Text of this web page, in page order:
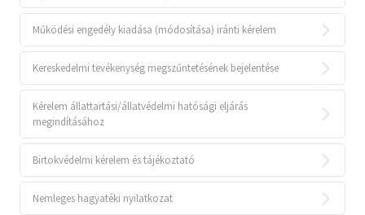
Működési engedély kiadása (módosítása) iránti kérelem
Kereskedelmi tevékenység megszűntetésének bejelentése
Kérelem állattartási/állatvédelmi hatósági eljárás
megindításához
Birtokvédelmi kérelem és tájékoztató
Nemleges hagyatéki nyilatkozat